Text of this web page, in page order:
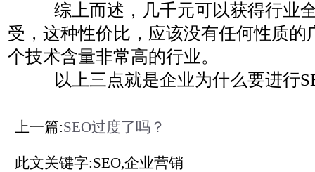
综上而述，几千元可以获得行业
受，这种性价比，应该没有任何性质的
个技术含量非常高的行业。
以上三点就是企业为什么要进行
上一篇:SEO过度了吗？
此文关键字:SEO,企业营销